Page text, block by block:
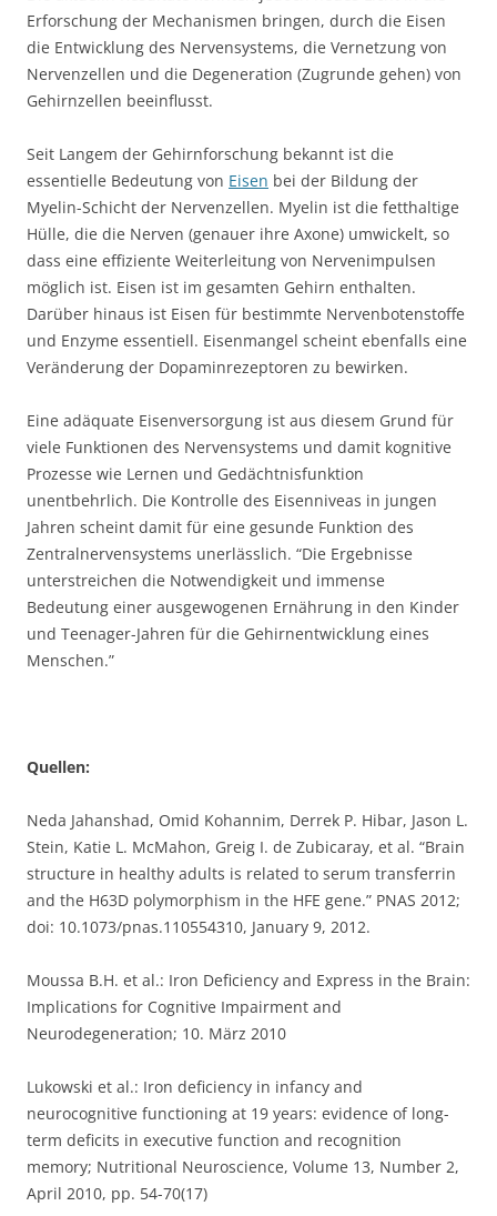
Erforschung der Mechanismen bringen, durch die Eisen
die Entwicklung des Nervensystems, die Vernetzung von
Nervenzellen und die Degeneration (Zugrunde gehen) von
Gehirnzellen beeinflusst.
Seit Langem der Gehirnforschung bekannt ist die
essentielle Bedeutung von Eisen bei der Bildung der
Myelin-Schicht der Nervenzellen. Myelin ist die fetthaltige
Hülle, die die Nerven (genauer ihre Axone) umwickelt, so
dass eine effiziente Weiterleitung von Nervenimpulsen
möglich ist. Eisen ist im gesamten Gehirn enthalten.
Darüber hinaus ist Eisen für bestimmte Nervenbotenstoffe
und Enzyme essentiell. Eisenmangel scheint ebenfalls eine
Veränderung der Dopaminrezeptoren zu bewirken.
Eine adäquate Eisenversorgung ist aus diesem Grund für
viele Funktionen des Nervensystems und damit kognitive
Prozesse wie Lernen und Gedächtnisfunktion
unentbehrlich. Die Kontrolle des Eisenniveas in jungen
Jahren scheint damit für eine gesunde Funktion des
Zentralnervensystems unerlässlich. “Die Ergebnisse
unterstreichen die Notwendigkeit und immense
Bedeutung einer ausgewogenen Ernährung in den Kinder
und Teenager-Jahren für die Gehirnentwicklung eines
Menschen.”
Quellen:
Neda Jahanshad, Omid Kohannim, Derrek P. Hibar, Jason L.
Stein, Katie L. McMahon, Greig I. de Zubicaray, et al. “Brain
structure in healthy adults is related to serum transferrin
and the H63D polymorphism in the HFE gene.” PNAS 2012;
doi: 10.1073/pnas.110554310, January 9, 2012.
Moussa B.H. et al.: Iron Deficiency and Express in the Brain:
Implications for Cognitive Impairment and
Neurodegeneration; 10. März 2010
Lukowski et al.: Iron deficiency in infancy and
neurocognitive functioning at 19 years: evidence of long-
term deficits in executive function and recognition
memory; Nutritional Neuroscience, Volume 13, Number 2,
April 2010, pp. 54-70(17)